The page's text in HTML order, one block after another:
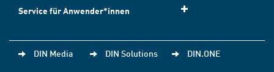
Service für Anwender*innen
DIN Media DIN Solutions DIN.ONE